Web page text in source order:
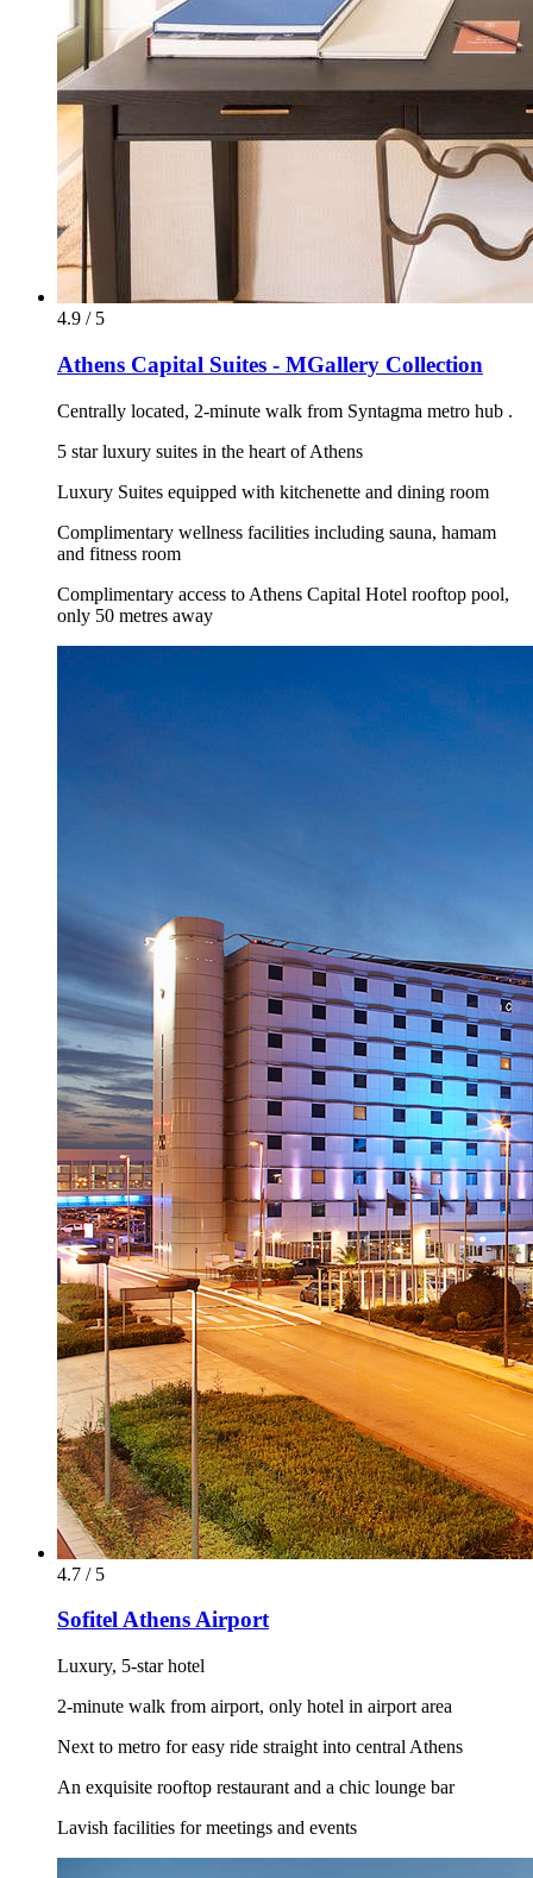
4.9 / 5
Athens Capital Suites - MGallery Collection
Centrally located, 2-minute walk from Syntagma metro hub .
5 star luxury suites in the heart of Athens
Luxury Suites equipped with kitchenette and dining room
Complimentary wellness facilities including sauna, hamam
and fitness room
Complimentary access to Athens Capital Hotel rooftop pool,
only 50 metres away
4.7 / 5
Sofitel Athens Airport
Luxury, 5-star hotel
2-minute walk from airport, only hotel in airport area
Next to metro for easy ride straight into central Athens
An exquisite rooftop restaurant and a chic lounge bar
Lavish facilities for meetings and events